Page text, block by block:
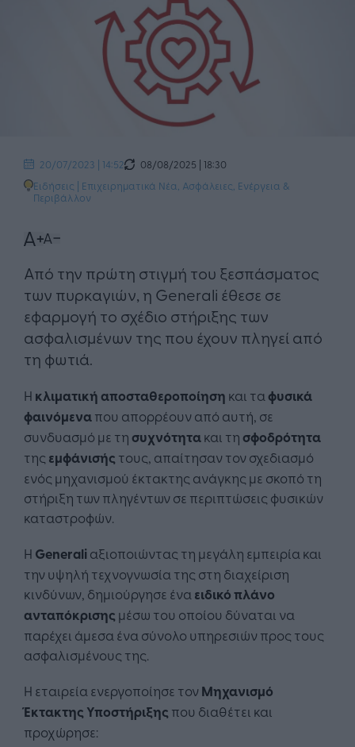
20/07/2023 | 14:52
08/08/2025 | 18:30
Ειδήσεις | Επιχειρηματικά Νέα Ασφάλειες Ενέργεια &
Περιβάλλον
Από την πρώτη στιγμή του ξεσπάσματος
των πυρκαγιών, η Generali έθεσε σε
εφαρμογή το σχέδιο στήριξης των
ασφαλισμένων της που έχουν πληγεί από
τη φωτιά.
Η κλιματική αποσταθεροποίηση και ταφυσικά
φαινόμεναπου απορρέουν από αυτή, σε
συνδυασμό με τησυχνότητακαι τησφοδρότητα
της εμφάνισής τους, απαίτησαν τον σχεδιασμό
ενός μηχανισμού έκτακτης ανάγκης με σκοπό τη
στήριξη των πληγέντων σε περιπτώσεις φυσικών
καταστροφών.
Η Generaliαξιοποιώντας τη μεγάλη εμπειρία και
την υψηλή τεχνογνωσία της στη διαχείριση
κινδύνων, δημιούργησε ένα ειδικό πλάνο
ανταπόκρισης μέσω του οποίου δύναται να
παρέχει άμεσα ένα σύνολο υπηρεσιών προς τους
ασφαλισμένους της.
Η εταιρεία ενεργοποίησε τονΜηχανισμό
Έκτακτης Υποστήριξης που διαθέτει και
προχώρησε: